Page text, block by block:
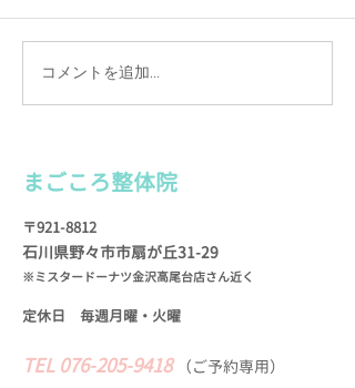
しまいました。 報道もされて
いたとおり、通信障害が起き
ていたようで… お電話くださ
◆◆◆◆◆◆◆◆◆◆◆◆◆
◆◆◆◆◆◆◆◆ まごころ整
体院...
コメントを追加…
まごころ整体院
〒921-8812
石川県野々市市扇が丘31-29
※ミスタードーナツ金沢高尾台店さん近く
定休日 毎週月曜・火曜
TEL 076-205-9418​ （ご予約専用）